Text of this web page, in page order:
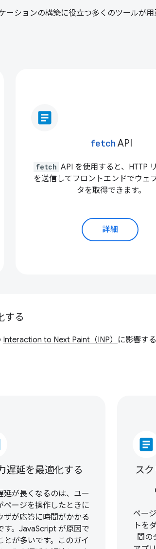
ションの構築に役立つ多くのツールが
article
fetch API
fetch API を使用すると、HTTP
を送信してフロントエンドでウェ
タを取得できます。
詳細
する
Interaction to Next Paint（INP） に影響す
遅延を最適化する
延が長くなるのは、ユー
ページを操作したときに
ザが応答に時間がかかる
す。JavaScript が原因で
とが多いです。このガイ
article
ス
ペー
トを
間の